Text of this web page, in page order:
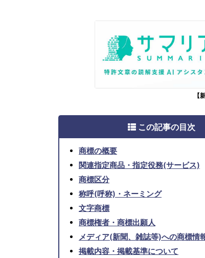
【
この記事の目次
商標の概要
関連指定商品・指定役務(サービス)
商標区分
称呼(呼称)・ネーミング
文字商標
商標権者・商標出願人
メディア(新聞、雑誌等)への商標情
掲載内容・掲載基準について